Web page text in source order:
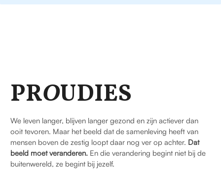
PROUDIES
We leven langer, blijven langer gezond en zijn actiever dan
ooit tevoren. Maar het beeld dat de samenleving heeft van
mensen boven de zestig loopt daar nog ver op achter. Dat
beeld moet veranderen. En die verandering begint niet bij de
buitenwereld, ze begint bij jezelf.